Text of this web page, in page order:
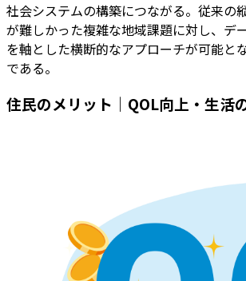
社会システムの構築につながる。従来の
が難しかった複雑な地域課題に対し、デ
を軸とした横断的なアプローチが可能と
である。
住民のメリット｜QOL向上・生活